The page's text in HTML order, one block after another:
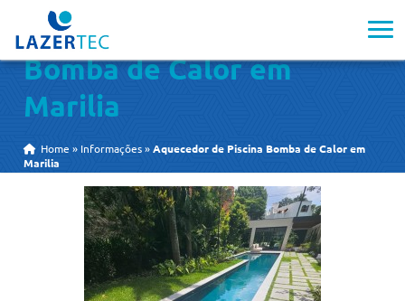
Aquecedor de Piscina
Bomba de Calor em
Marilia
Home » Informações »Aquecedor de Piscina Bomba de Calor em
Marilia